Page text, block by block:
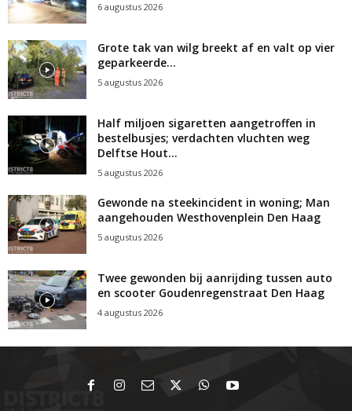
6 augustus 2026
Grote tak van wilg breekt af en valt op vier
geparkeerde...
5 augustus 2026
Half miljoen sigaretten aangetroffen in
bestelbusjes; verdachten vluchten weg
Delftse Hout...
5 augustus 2026
Gewonde na steekincident in woning; Man
aangehouden Westhovenplein Den Haag
5 augustus 2026
Twee gewonden bij aanrijding tussen auto
en scooter Goudenregenstraat Den Haag
4 augustus 2026